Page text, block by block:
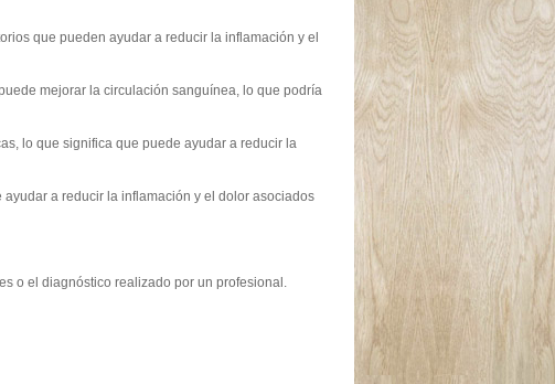
que pueden ayudar a reducir la inflamación y el
mejorar la circulación sanguínea, lo que podría
lo que significa que puede ayudar a reducir la
a reducir la inflamación y el dolor asociados
o el diagnóstico realizado por un profesional.